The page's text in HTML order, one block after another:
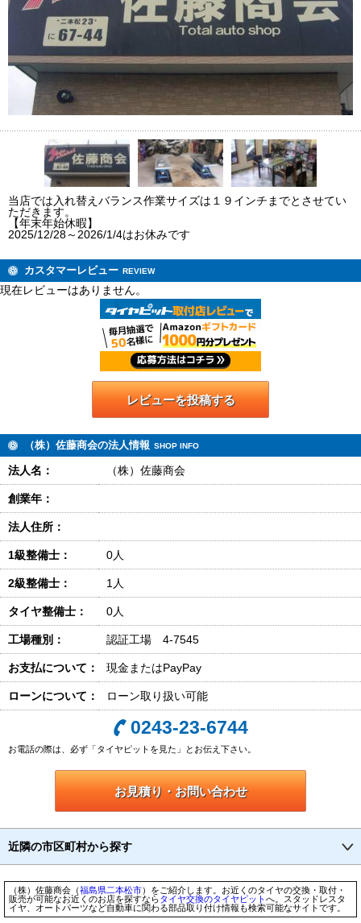
当店では入れ替えバランス作業サイズは１９インチまでとさせてい
ただきます。
【年末年始休暇】
2025/12/28～2026/1/4はお休みです
カスタマーレビュー REVIEW
現在レビューはありません。
レビューを投稿する
（株）佐藤商会の法人情報 SHOP INFO
法人名： （株）佐藤商会
創業年：
法人住所：
1級整備士： 0人
2級整備士： 1人
タイヤ整備士： 0人
工場種別： 認証工場 4-7545
お支払について： 現金またはPayPay
ローンについて： ローン取り扱い可能
0243-23-6744
お電話の際は、必ず「タイヤピットを見た」とお伝え下さい。
お見積り・お問い合わせ
近隣の市区町村から探す
（株）佐藤商会（福島県二本松市）をご紹介します。お近くのタイヤの交換・取付・
販売が可能なお近くのお店を探すならタイヤ交換のタイヤピットへ。スタッドレスタ
イヤ、オートパーツなど自動車に関わる部品取り付け情報も検索可能なサイトです。